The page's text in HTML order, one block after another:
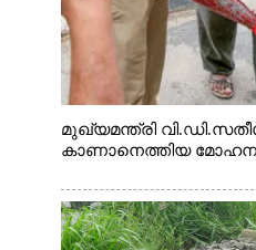
മുഖ്യമന്ത്രി
കാണാനെത്തിയ